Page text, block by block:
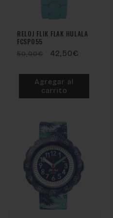
RELOJ FLIK FLAK HULALA
FCSP055
Precio
50,00€
Precio
oferta
42,50€
Agregar al
carrito